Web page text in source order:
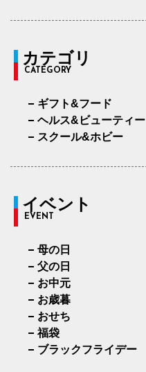
カテゴリ
CATEGORY
ギフト&フード
ヘルス&ビューティー
スクール&ホビー
イベント
EVENT
母の日
父の日
お中元
お歳暮
おせち
福袋
ブラックフライデー